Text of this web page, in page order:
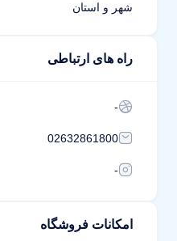
شهر و استان
راه های ارتباطی
-
02632861800
-
امکانات فروشگاه